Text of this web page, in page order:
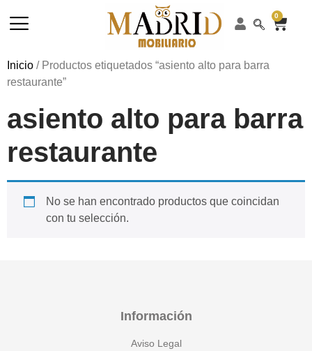
0
Inicio / Productos etiquetados “asiento alto para barra
restaurante”
asiento alto para barra
restaurante
No se han encontrado productos que coincidan
con tu selección.
Información
Aviso Legal